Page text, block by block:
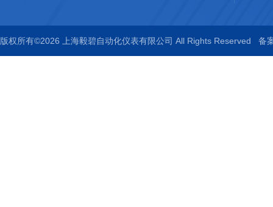
版权所有©2026 上海毅碧自动化仪表有限公司 All Rights Reserved 备